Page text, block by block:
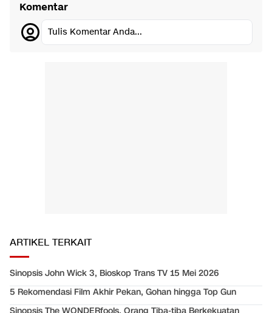
Komentar
Tulis Komentar Anda...
ARTIKEL TERKAIT
Sinopsis John Wick 3, Bioskop Trans TV 15 Mei 2026
5 Rekomendasi Film Akhir Pekan, Gohan hingga Top Gun